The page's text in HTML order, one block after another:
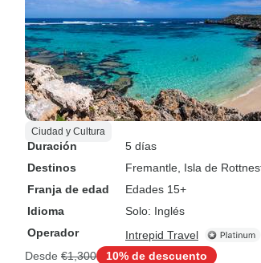
Ciudad y Cultura
Duración
5 días
Destinos
Fremantle , Isla de
Franja de edad
Edades 15+
Idioma
Solo: Inglés
Operador
Intrepid Travel
Desde €1,300 10% de descuento